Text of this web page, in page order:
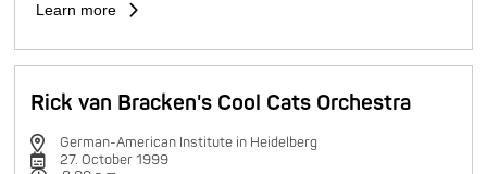
Learn more
Rick van Bracken's Cool Cats Orchestra
German-American Institute in Heidelberg
27. October 1999